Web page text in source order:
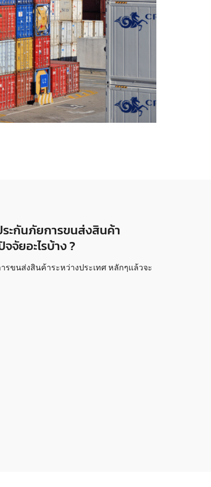
ะกันภัยการขนส่งสินค้า
จัยอะไรบ้าง ?
ขนส่งสินค้าระหว่างประเทศ หลักๆเเล้วจะ